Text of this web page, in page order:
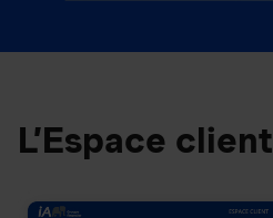
L’Espace client